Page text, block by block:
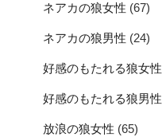
ネアカの狼女性 (67)
ネアカの狼男性 (24)
好感のもたれる狼女性
好感のもたれる狼男性
放浪の狼女性 (65)